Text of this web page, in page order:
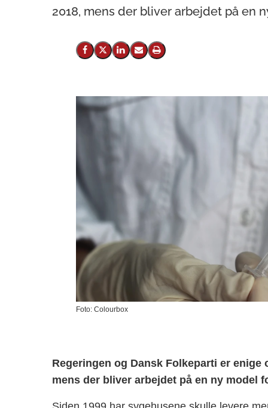
2018, mens der bliver arbejdet på en
Del på Facebook
Del på X (Twitter)
Del på LinkedIn
Send email
Print
Foto: Colourbox
Regeringen og Dansk Folkeparti er
mens der bliver arbejdet på en ny model